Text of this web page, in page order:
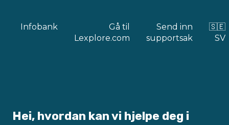
Infobank
Gå til
Lexplore.com
Send inn
supportsak
🇸🇪
SV
Hei, hvordan kan vi hjelpe deg i